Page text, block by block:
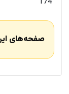
صفحه‌های